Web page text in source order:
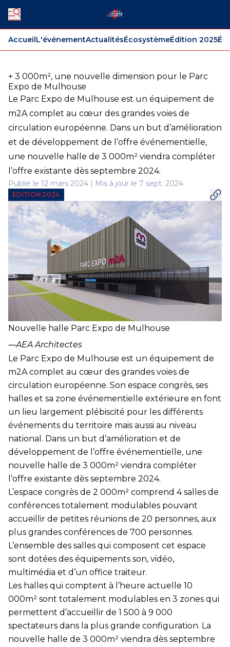
AccueilL'événementActualitésÉcosystèmeÉdition 2025
+ 3 000m², une nouvelle dimension pour le Parc
Expo de Mulhouse
Le Parc Expo de Mulhouse est un équipement de
m2A complet au cœur des grandes voies de
circulation européenne. Dans un but d’amélioration
et de développement de l’offre événementielle,
une nouvelle halle de 3 000m² viendra compléter
l’offre existante dès septembre 2024.
Publié le 12 mars 2024 | Mis à jour le 7 sept. 2024
ÉDITION 2024
Nouvelle halle Parc Expo de Mulhouse
―AEA Architectes
Le Parc Expo de Mulhouse est un équipement de
m2A complet au cœur des grandes voies de
circulation européenne. Son espace congrès, ses
halles et sa zone événementielle extérieure en font
un lieu largement plébiscité pour les différents
événements du territoire mais aussi au niveau
national. Dans un but d’amélioration et de
développement de l’offre événementielle, une
nouvelle halle de 3 000m² viendra compléter
l’offre existante dès septembre 2024.
L’espace congrès de 2 000m² comprend 4 salles de
conférences totalement modulables pouvant
accueillir de petites réunions de 20 personnes, aux
plus grandes conférences de 700 personnes.
L’ensemble des salles qui composent cet espace
sont dotées des équipements son, vidéo,
multimédia et d’un office traiteur.
Les halles qui comptent à l’heure actuelle 10
000m² sont totalement modulables en 3 zones qui
permettent d’accueillir de 1 500 à 9 000
spectateurs dans la plus grande configuration. La
nouvelle halle de 3 000m² viendra dès septembre